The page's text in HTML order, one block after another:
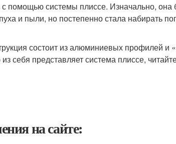
помощью системы плиссе. Изначально,
и пыли, но постепенно стала набирать
состоит из алюминиевых профилей
себя представляет система плиссе,
на сайте: